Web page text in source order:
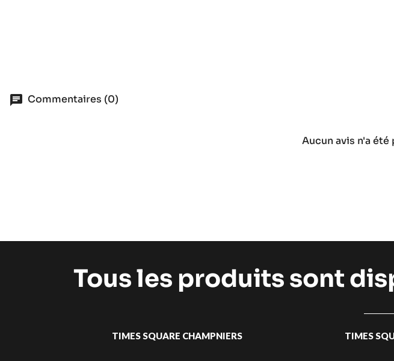
Commentaires (0)
Aucun avis n'a
Tous les produits sont
TIMES SQUARE CHAMPNIERS TIMES